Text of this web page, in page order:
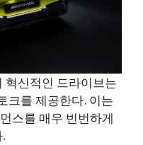
혁신적인 드라이브는
크를 제공한다. 이는
스를 매우 빈번하게